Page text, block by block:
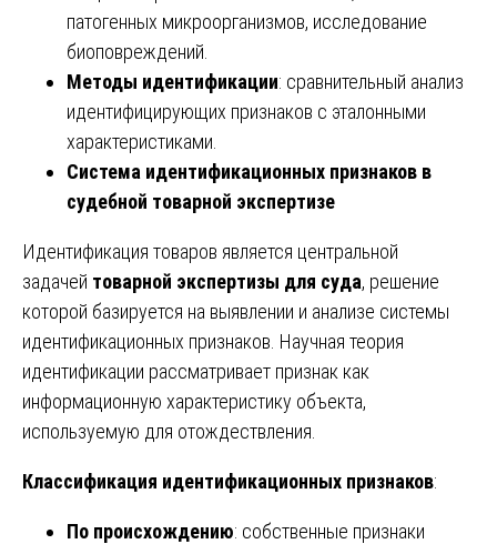
патогенных микроорганизмов, исследование
биоповреждений.
Методы идентификации: сравнительный анализ
идентифицирующих признаков с эталонными
характеристиками.
Система идентификационных признаков в
судебной товарной экспертизе
Идентификация товаров является центральной
задачей товарной экспертизы для суда, решение
которой базируется на выявлении и анализе системы
идентификационных признаков. Научная теория
идентификации рассматривает признак как
информационную характеристику объекта,
используемую для отождествления.
Классификация идентификационных признаков:
По происхождению: собственные признаки